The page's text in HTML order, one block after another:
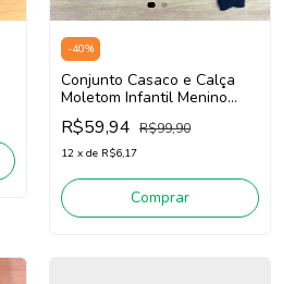
-40%
Conjunto Casaco e Calça
Moletom Infantil Menino
Fakini 102401413
(Bege/Marinho)
R$59,94 R$99,90
12 x de R$6,17
Comprar